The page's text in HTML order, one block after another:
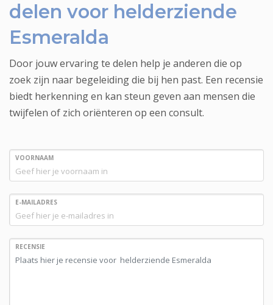
delen voor helderziende
Esmeralda
Door jouw ervaring te delen help je anderen die op
zoek zijn naar begeleiding die bij hen past. Een recensie
biedt herkenning en kan steun geven aan mensen die
twijfelen of zich oriënteren op een consult.
VOORNAAM
E-MAILADRES
RECENSIE